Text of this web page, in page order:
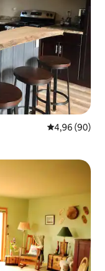
4,96 de uma
4,96 (90)